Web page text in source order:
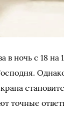
ночь с 18 на
точные